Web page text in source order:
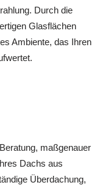
Durch die
Glasflächen
Ambiente, das Ihren
maßgenauer
Dachs aus
Überdachung,